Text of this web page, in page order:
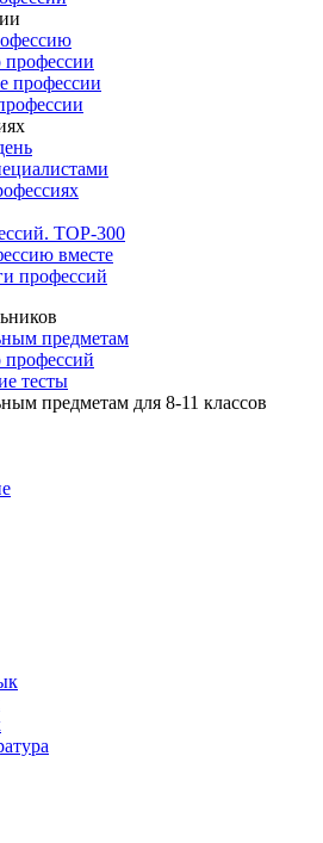
профессии
TOP-300
вместе
профессий
предметам
тесты
предметам для 8-11 классов